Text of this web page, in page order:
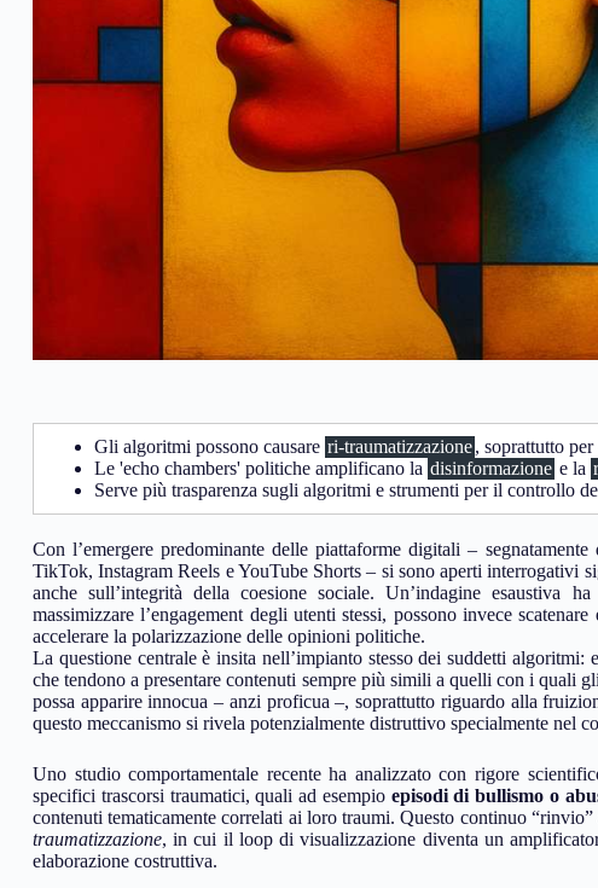
Gli algoritmi possono causare ri-traumatizzazione, soprattutto
Le 'echo chambers' politiche amplificano la disinformazione e la
Serve più trasparenza sugli algoritmi e strumenti per il controllo
Con l’emergere predominante delle piattaforme digitali –
TikTok, Instagram Reels e YouTube Shorts – si sono aperti interrogativi
anche sull’integrità della coesione sociale. Un’indagine esaustiva
massimizzare l’engagement degli utenti stessi, possono invece
accelerare la polarizzazione delle opinioni politiche.
La questione centrale è insita nell’impianto stesso dei suddetti
che tendono a presentare contenuti sempre più simili a quelli con i quali
possa apparire innocua – anzi proficua –, soprattutto riguardo alla
questo meccanismo si rivela potenzialmente distruttivo specialmente nel
Uno studio comportamentale recente ha analizzato con rigore
specifici trascorsi traumatici, quali ad esempio episodi di bullismo o
contenuti tematicamente correlati ai loro traumi. Questo continuo
traumatizzazione, in cui il loop di visualizzazione diventa un
elaborazione costruttiva.